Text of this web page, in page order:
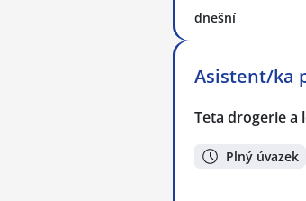
dnešní
Asistent/ka
Teta drogerie a
Plný úvazek